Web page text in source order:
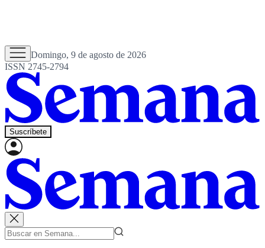
Domingo, 9 de agosto de 2026
ISSN 2745-2794
Suscríbete